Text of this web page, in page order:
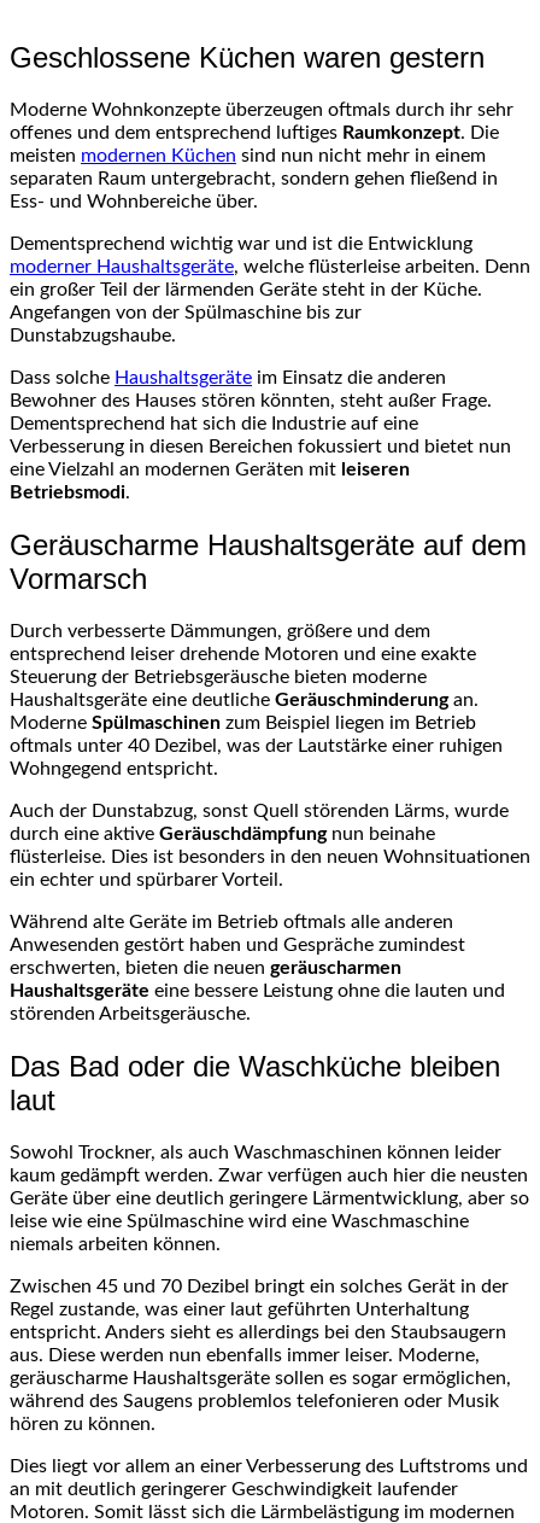
Geschlossene Küchen waren gestern
Moderne Wohnkonzepte überzeugen oftmals durch ihr sehr
offenes und dem entsprechend luftiges Raumkonzept. Die
meisten modernen Küchen sind nun nicht mehr in einem
separaten Raum untergebracht, sondern gehen fließend in
Ess- und Wohnbereiche über.
Dementsprechend wichtig war und ist die Entwicklung
moderner Haushaltsgeräte, welche flüsterleise arbeiten. Denn
ein großer Teil der lärmenden Geräte steht in der Küche.
Angefangen von der Spülmaschine bis zur
Dunstabzugshaube.
Dass solche Haushaltsgeräte im Einsatz die anderen
Bewohner des Hauses stören könnten, steht außer Frage.
Dementsprechend hat sich die Industrie auf eine
Verbesserung in diesen Bereichen fokussiert und bietet nun
eine Vielzahl an modernen Geräten mit leiseren
Betriebsmodi.
Geräuscharme Haushaltsgeräte auf dem
Vormarsch
Durch verbesserte Dämmungen, größere und dem
entsprechend leiser drehende Motoren und eine exakte
Steuerung der Betriebsgeräusche bieten moderne
Haushaltsgeräte eine deutliche Geräuschminderungan.
Moderne Spülmaschinen zum Beispiel liegen im Betrieb
oftmals unter 40 Dezibel, was der Lautstärke einer ruhigen
Wohngegend entspricht.
Auch der Dunstabzug, sonst Quell störenden Lärms, wurde
durch eine aktive Geräuschdämpfungnun beinahe
flüsterleise. Dies ist besonders in den neuen Wohnsituationen
ein echter und spürbarer Vorteil.
Während alte Geräte im Betrieb oftmals alle anderen
Anwesenden gestört haben und Gespräche zumindest
erschwerten, bieten die neuen geräuscharmen
Haushaltsgeräte eine bessere Leistung ohne die lauten und
störenden Arbeitsgeräusche.
Das Bad oder die Waschküche bleiben
laut
Sowohl Trockner, als auch Waschmaschinen können leider
kaum gedämpft werden. Zwar verfügen auch hier die neusten
Geräte über eine deutlich geringere Lärmentwicklung, aber so
leise wie eine Spülmaschine wird eine Waschmaschine
niemals arbeiten können.
Zwischen 45 und 70 Dezibel bringt ein solches Gerät in der
Regel zustande, was einer laut geführten Unterhaltung
entspricht. Anders sieht es allerdings bei den Staubsaugern
aus. Diese werden nun ebenfalls immer leiser. Moderne,
geräuscharme Haushaltsgeräte sollen es sogar ermöglichen,
während des Saugens problemlos telefonieren oder Musik
hören zu können.
Dies liegt vor allem an einer Verbesserung des Luftstroms und
an mit deutlich geringerer Geschwindigkeit laufender
Motoren. Somit lässt sich die Lärmbelästigung im modernen